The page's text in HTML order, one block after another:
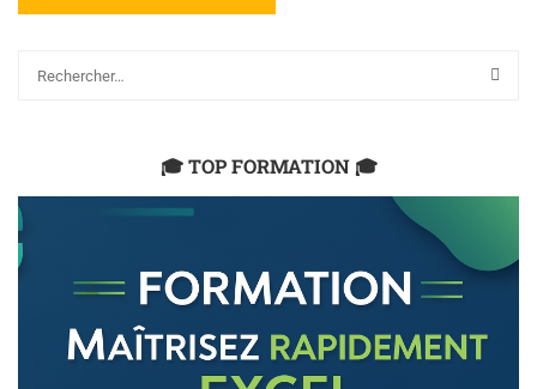
🎓 TOP FORMATION 🎓